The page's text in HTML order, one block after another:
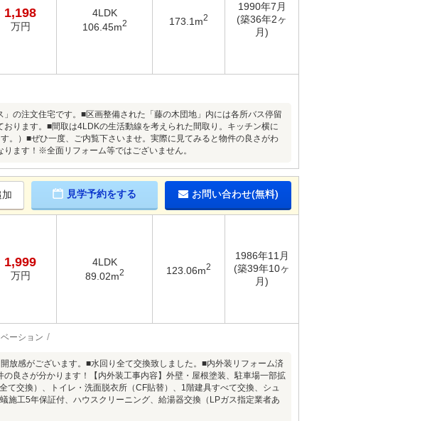
1,198
万円
4LDK
106.45m2 173.1m2
1990年7月
(築36年2ヶ
月)
の注文住宅です。■区画整備された「藤の木団地」内には各所バス停留
ります。■間取は4LDKの生活動線を考えられた間取り。キッチン横に
。）■ぜひ一度、ご内覧下さいませ。実際に見てみると物件の良さがわ
ます！※全面リフォーム等ではございません。
見学予約をする お問い合わせ(無料)
1,999
万円
4LDK
89.02m2 123.06m2
1986年11月
(築39年10ヶ
月)
ーション
放感がございます。■水回り全て交換致しました。■内外装リフォーム済
良さが分かります！【内外装工事内容】外壁・屋根塗装、駐車場一部拡
交換）、トイレ・洗面脱衣所（CF貼替）、1階建具すべて交換、シュ
施工5年保証付、ハウスクリーニング、給湯器交換（LPガス指定業者あ